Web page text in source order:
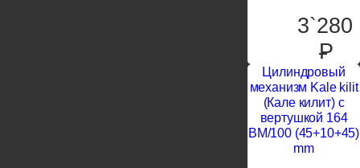
3`280
P
Цилиндровый
механизм Kale kilit
(Кале килит) с
вертушкой 164
BM/100 (45+10+45)
mm